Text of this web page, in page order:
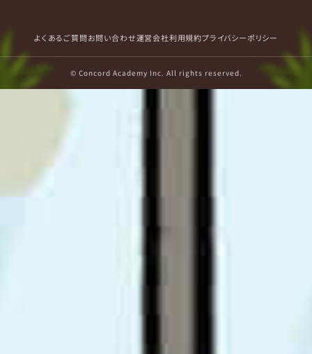
よくあるご質問お問い合わせ運営会社利用規約プライバシーポリシー
© Concord Academy Inc. All rights reserved.